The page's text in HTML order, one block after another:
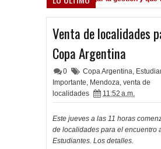
Venta de localidades
Copa Argentina
0 Copa Argentina,
Importante, Mendoza, venta de
localidades
11:52 a.m.
Este jueves a las 11 horas
de localidades para el encuentro
Estudiantes. Los detalles.